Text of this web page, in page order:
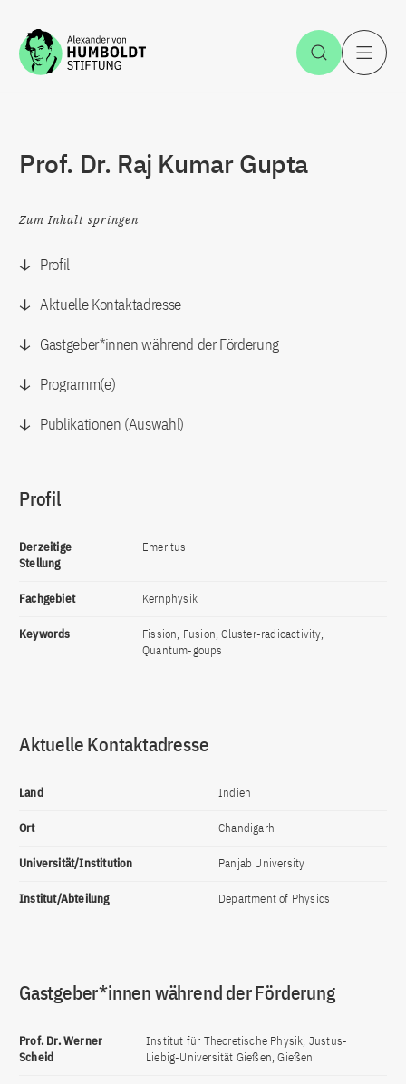
Zum Inhalt springen Suche
Prof. Dr. Raj Kumar Gupta
Zum Inhalt springen
Profil
Aktuelle Kontaktadresse
Gastgeber*innen während der Förderung
Programm(e)
Publikationen (Auswahl)
Profil
Derzeitige
Stellung
Emeritus
Fachgebiet Kernphysik
Keywords
Fission, Fusion, Cluster-radioactivity,
Quantum-goups
Aktuelle Kontaktadresse
Land Indien
Ort Chandigarh
Universität/Institution Panjab University
Institut/Abteilung Department of Physics
Gastgeber*innen während der Förderung
Prof. Dr. Werner
Scheid
Institut für Theoretische Physik, Justus-
Liebig-Universität Gießen, Gießen